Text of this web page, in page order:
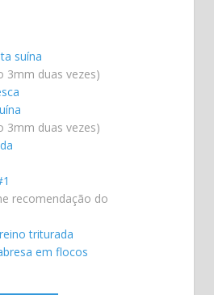
suína
3mm duas vezes)
3mm duas vezes)
recomendação do
triturada
em flocos